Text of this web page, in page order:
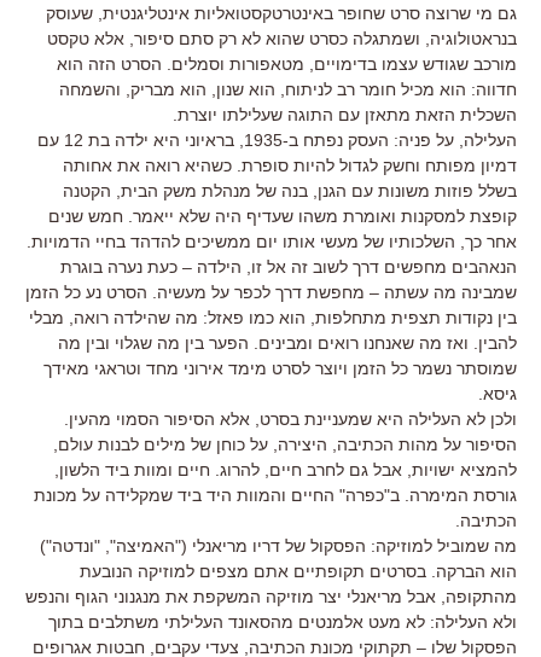
גם מי שרוצה סרט שחופר באינטרטקסטואליות אינטליגנטית, שעוסק
בנראטולוגיה, ושמתגלה כסרט שהוא לא רק סתם סיפור, אלא טקסט
מורכב שגודש עצמו בדימויים, מטאפורות וסמלים. הסרט הזה הוא
חדווה: הוא מכיל חומר רב לניתוח, הוא שנון, הוא מבריק, והשמחה
השכלית הזאת מתאזן עם התוגה שעלילתו יוצרת.
העלילה, על פניה: העסק נפתח ב-1935, בראיוני היא ילדה בת 12 עם
דמיון מפותח וחשק לגדול להיות סופרת. כשהיא רואה את אחותה
בשלל פוזות משונות עם הגנן, בנה של מנהלת משק הבית, הקטנה
קופצת למסקנות ואומרת משהו שעדיף היה שלא ייאמר. חמש שנים
אחר כך, השלכותיו של מעשי אותו יום ממשיכים להדהד בחיי הדמויות.
הנאהבים מחפשים דרך לשוב זה אל זו, הילדה – כעת נערה בוגרת
שמבינה מה עשתה – מחפשת דרך לכפר על מעשיה. הסרט נע כל הזמן
בין נקודות תצפית מתחלפות, הוא כמו פאזל: מה שהילדה רואה, מבלי
להבין. ואז מה שאנחנו רואים ומבינים. הפער בין מה שגלוי ובין מה
שמוסתר נשמר כל הזמן ויוצר לסרט מימד אירוני מחד וטראגי מאידך
גיסא.
ולכן לא העלילה היא שמעניינת בסרט, אלא הסיפור הסמוי מהעין.
הסיפור על מהות הכתיבה, היצירה, על כוחן של מילים לבנות עולם,
להמציא ישויות, אבל גם לחרב חיים, להרוג. חיים ומוות ביד הלשון,
גורסת המימרה. ב"כפרה" החיים והמוות היד ביד שמקלידה על מכונת
הכתיבה.
מה שמוביל למוזיקה: הפסקול של דריו מריאנלי ("האמיצה", "ונדטה")
הוא הברקה. בסרטים תקופתיים אתם מצפים למוזיקה הנובעת
מהתקופה, אבל מריאנלי יצר מוזיקה המשקפת את מנגנוני הגוף והנפש
ולא העלילה: לא מעט אלמנטים מהסאונד העלילתי משתלבים בתוך
הפסקול שלו – תקתוקי מכונת הכתיבה, צעדי עקבים, חבטות אגרופים